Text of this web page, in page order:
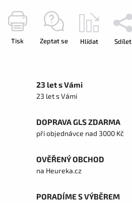
Tisk Zeptat se Hlídat Sdílet
23 let s Vámi
23 let s Vámi
DOPRAVA GLS ZDARMA
při objednávce nad 3000 Kč
OVĚŘENÝ OBCHOD
na Heureka.cz
PORADÍME S VÝBĚREM